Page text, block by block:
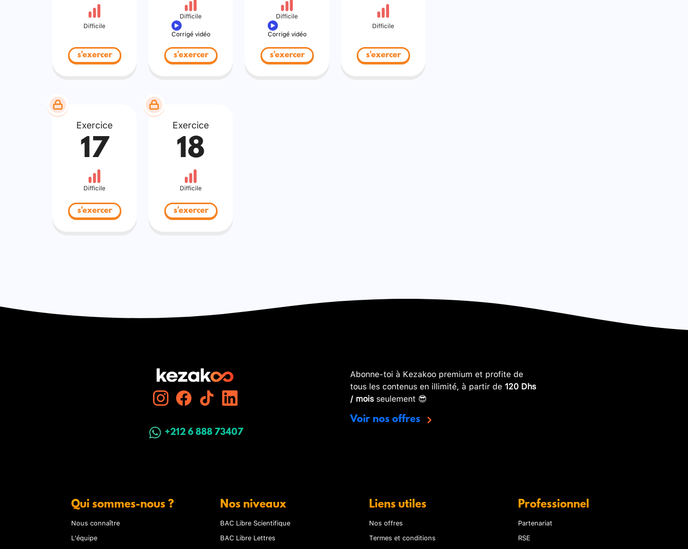
Difficile
s'exercer
Difficile
Corrigé vidéo
s'exercer
Difficile
Corrigé vidéo
s'exercer
Difficile
s'exercer
Exercice
17
Difficile
s'exercer
Exercice
18
Difficile
s'exercer
+212 6 888 73407
Abonne-toi à Kezakoo premium et profite de
tous les contenus en illimité, à partir de 120 Dhs
/ moisseulement 😎
Voir nos offres
Qui sommes-nous ?
Nous connaître
L'équipe
Nos niveaux
BAC Libre Scientifique
BAC Libre Lettres
Liens utiles
Nos offres
Termes et conditions
Professionnel
Partenariat
RSE